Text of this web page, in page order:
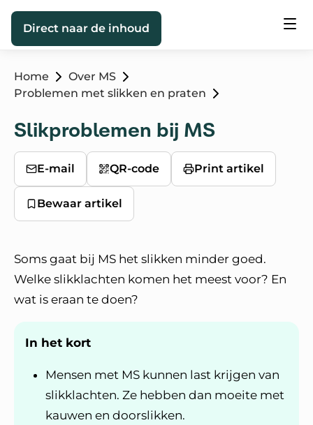
Direct naar de inhoud
Home
Over MS
Problemen met slikken en praten
Slikproblemen bij MS
E-mail QR-code Print artikel
Bewaar artikel
Soms gaat bij MS het slikken minder goed.
Welke slikklachten komen het meest voor? En
wat is eraan te doen?
In het kort
Mensen met MS kunnen last krijgen van
slikklachten. Ze hebben dan moeite met
kauwen en doorslikken.